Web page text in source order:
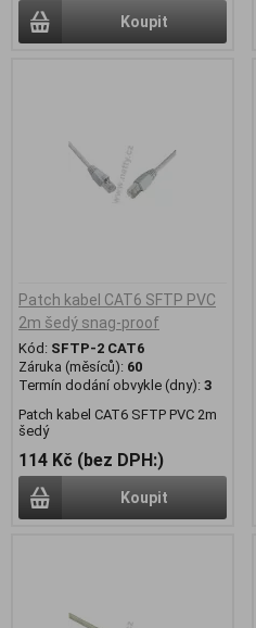
Koupit
Patch kabel CAT6 SFTP PVC
2m šedý snag-proof
Kód: SFTP-2 CAT6
Záruka (měsíců): 60
Termín dodání obvykle (dny): 3
Patch kabel CAT6 SFTP PVC 2m
šedý
114 Kč (bez DPH:)
Koupit